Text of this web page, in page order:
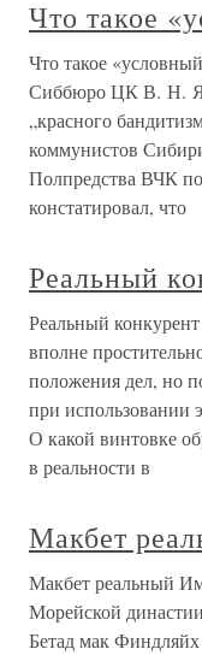
Что такое
Что такое
Сиббюро ЦК В. Н.
„красного
коммунистов
Полпредства ВЧК
констатировал, что
Реальный
Реальный
вполне
положения дел, но
при использовании
О какой винтовке
в реальности в
Макбет
Макбет реальный
Морейской
Бетад мак